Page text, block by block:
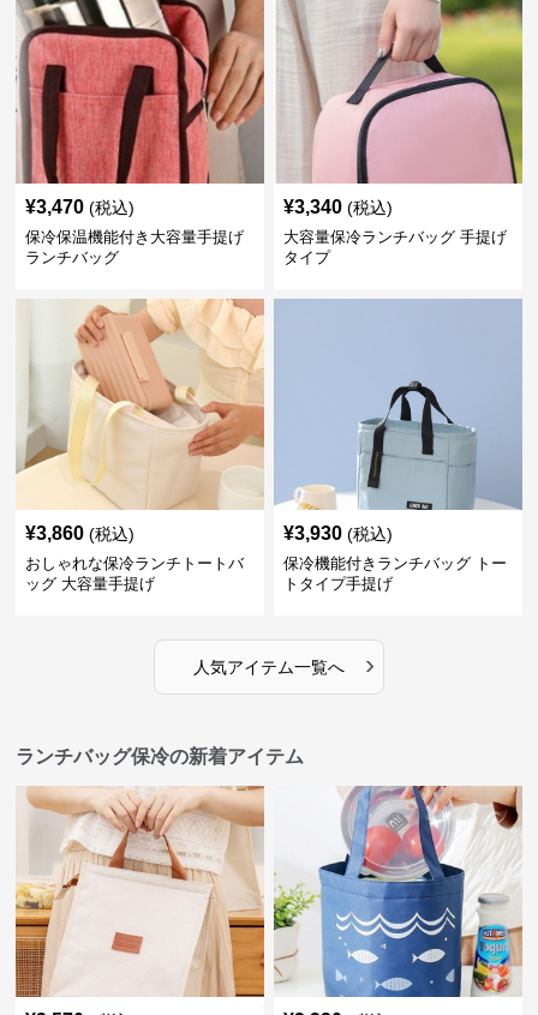
¥3,470 (税込)
保冷保温機能付き大容量手提げ
ランチバッグ
¥3,340 (税込)
大容量保冷ランチバッグ 手提げ
タイプ
¥3,860 (税込)
おしゃれな保冷ランチトートバ
ッグ 大容量手提げ
¥3,930 (税込)
保冷機能付きランチバッグ トー
トタイプ手提げ
人気アイテム一覧へ ›
ランチバッグ保冷の新着アイテム